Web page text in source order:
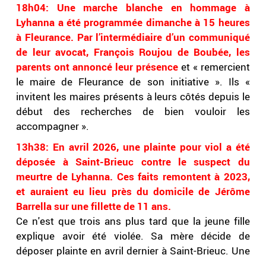
18h04: Une marche blanche en hommage à
Lyhanna a été programmée dimanche à 15 heures
à Fleurance. Par l’intermédiaire d’un communiqué
de leur avocat, François Roujou de Boubée, les
parents ont annoncé leur présence et « remercient
le maire de Fleurance de son initiative ». Ils «
invitent les maires présents à leurs côtés depuis le
début des recherches de bien vouloir les
accompagner ».
13h38: En avril 2026, une plainte pour viol a été
déposée à Saint-Brieuc contre le suspect du
meurtre de Lyhanna. Ces faits remontent à 2023,
et auraient eu lieu près du domicile de Jérôme
Barrella sur une fillette de 11 ans.
Ce n'est que trois ans plus tard que la jeune fille
explique avoir été violée. Sa mère décide de
déposer plainte en avril dernier à Saint-Brieuc. Une